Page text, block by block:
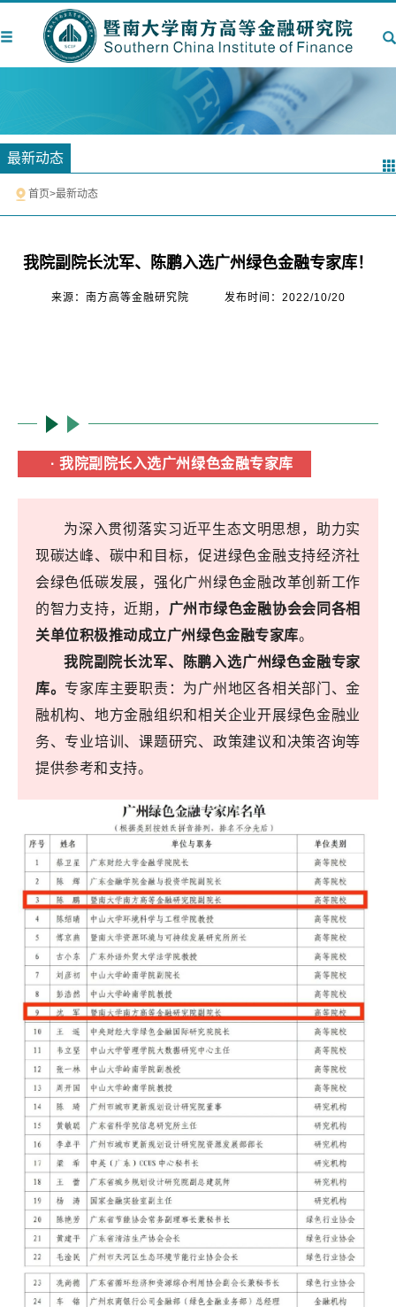
最新动态
首页>最新动态
我院副院长沈军、陈鹏入选广州绿色金融专家库！
来源：南方高等金融研究院 发布时间：2022/10/20
· 我院副院长入选广州绿色金融专家库
为深入贯彻落实习近平生态文明思想，助力实
现碳达峰、碳中和目标，促进绿色金融支持经济社
会绿色低碳发展，强化广州绿色金融改革创新工作
的智力支持，近期， 广州市绿色金融协会会同各相
关单位积极推动成立广州绿色金融专家库。
我院副院长沈军、陈鹏入选广州绿色金融专家
库。专家库主要职责： 为广州地区各相关部门、金
融机构、地方金融组织和相关企业开展绿色金融业
务、专业培训、课题研究、政策建议和决策咨询等
提供参考和支持。